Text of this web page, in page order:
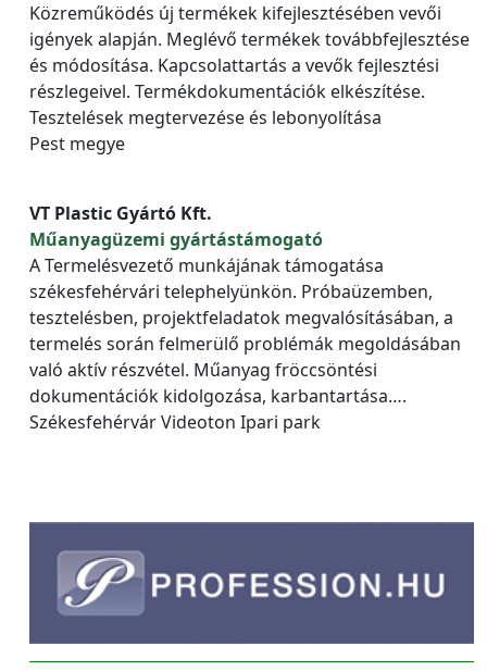
Közreműködés új termékek kifejlesztésében vevői
igények alapján. Meglévő termékek továbbfejlesztése
és módosítása. Kapcsolattartás a vevők fejlesztési
részlegeivel. Termékdokumentációk elkészítése.
Tesztelések megtervezése és lebonyolítása
Pest megye
VT Plastic Gyártó Kft.
Műanyagüzemi gyártástámogató
A Termelésvezető munkájának támogatása
székesfehérvári telephelyünkön. Próbaüzemben,
tesztelésben, projektfeladatok megvalósításában, a
termelés során felmerülő problémák megoldásában
való aktív részvétel. Műanyag fröccsöntési
dokumentációk kidolgozása, karbantartása….
Székesfehérvár Videoton Ipari park